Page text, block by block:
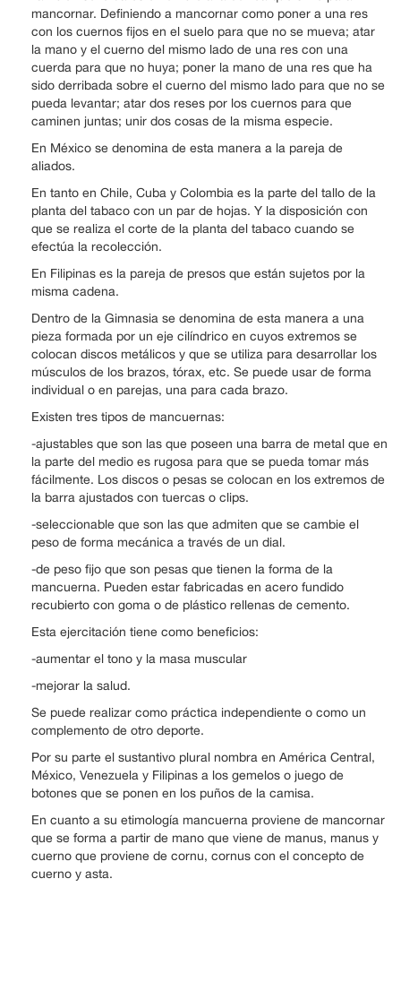
mancornar. Definiendo a mancornar como poner a una res
con los cuernos fijos en el suelo para que no se mueva; atar
la mano y el cuerno del mismo lado de una res con una
cuerda para que no huya; poner la mano de una res que ha
sido derribada sobre el cuerno del mismo lado para que no se
pueda levantar; atar dos reses por los cuernos para que
caminen juntas; unir dos cosas de la misma especie.
En México se denomina de esta manera a la pareja de
aliados.
En tanto en Chile, Cuba y Colombia es la parte del tallo de la
planta del tabaco con un par de hojas. Y la disposición con
que se realiza el corte de la planta del tabaco cuando se
efectúa la recolección.
En Filipinas es la pareja de presos que están sujetos por la
misma cadena.
Dentro de la Gimnasia se denomina de esta manera a una
pieza formada por un eje cilíndrico en cuyos extremos se
colocan discos metálicos y que se utiliza para desarrollar los
músculos de los brazos, tórax, etc. Se puede usar de forma
individual o en parejas, una para cada brazo.
Existen tres tipos de mancuernas:
-ajustables que son las que poseen una barra de metal que en
la parte del medio es rugosa para que se pueda tomar más
fácilmente. Los discos o pesas se colocan en los extremos de
la barra ajustados con tuercas o clips.
-seleccionable que son las que admiten que se cambie el
peso de forma mecánica a través de un dial.
-de peso fijo que son pesas que tienen la forma de la
mancuerna. Pueden estar fabricadas en acero fundido
recubierto con goma o de plástico rellenas de cemento.
Esta ejercitación tiene como beneficios:
-aumentar el tono y la masa muscular
-mejorar la salud.
Se puede realizar como práctica independiente o como un
complemento de otro deporte.
Por su parte el sustantivo plural nombra en América Central,
México, Venezuela y Filipinas a los gemelos o juego de
botones que se ponen en los puños de la camisa.
En cuanto a su etimología mancuerna proviene de mancornar
que se forma a partir de mano que viene de manus, manus y
cuerno que proviene de cornu, cornus con el concepto de
cuerno y asta.